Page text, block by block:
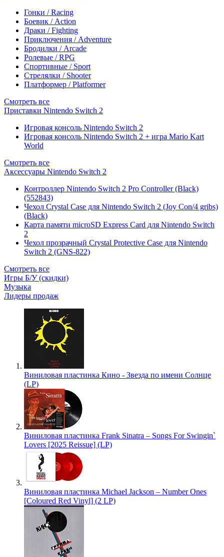
Гонки / Racing
Боевик / Action
Драки / Fighting
Приключения / Adventure
Бродилки / Arcade
Ролевые / RPG
Спортивные / Sport
Стрелялки / Shooter
Платформер / Platformer
Смотреть все
Приставки Nintendo Switch 2
Игровая консоль Nintendo Switch 2
Игровая консоль Nintendo Switch 2 + игра Mario Kart
World
Смотреть все
Аксессуары Nintendo Switch 2
Контроллер Nintendo Switch 2 Pro Controller (Black)
(552843)
Чехол Сrystal Сase для Nintendo Switch 2 (Joy Con/4 gribs)
(Black)
Карта памяти microSD Express Card для Nintendo Switch
2
Чехол прозрачный Crystal Protective Case для Nintendo
Switch 2 (GNS-822)
Смотреть все
Игры Б/У (скидки)
Музыка
Лидеры продаж
Виниловая пластинка Кино - Звезда по имени Солнце
(LP)
Виниловая пластинка Frank Sinatra – Songs For Swingin`
Lovers [2025 Reissue] (LP)
Виниловая пластинка Michael Jackson – Number Ones
[Coloured Red Vinyl] (2 LP)